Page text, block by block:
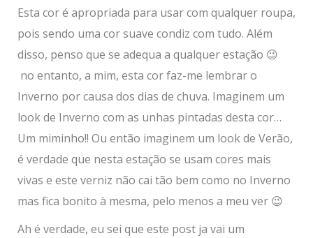
Esta cor é apropriada para usar com qualquer roupa,
pois sendo uma cor suave condiz com tudo. Além
disso, penso que se adequa a qualquer estação 😉
no entanto, a mim, esta cor faz-me lembrar o
Inverno por causa dos dias de chuva. Imaginem um
look de Inverno com as unhas pintadas desta cor…
Um miminho!! Ou então imaginem um look de Verão,
é verdade que nesta estação se usam cores mais
vivas e este verniz não cai tão bem como no Inverno
mas fica bonito à mesma, pelo menos a meu ver 😉
Ah é verdade, eu sei que este post ja vai um